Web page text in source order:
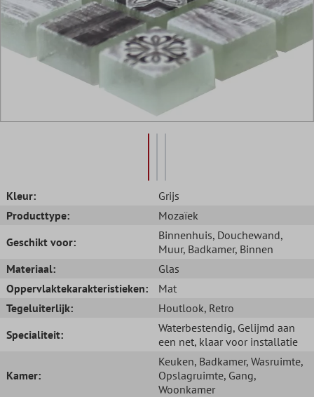
Kleur:
Grijs
Producttype:
Mozaïek
Geschikt voor:
Binnenhuis, Douchewand,
Muur, Badkamer, Binnen
Materiaal:
Glas
Oppervlaktekarakteristieken:
Mat
Tegeluiterlijk:
Houtlook, Retro
Specialiteit:
Waterbestendig, Gelijmd aan
een net, klaar voor installatie
Kamer:
Keuken, Badkamer, Wasruimte,
Opslagruimte, Gang,
Woonkamer